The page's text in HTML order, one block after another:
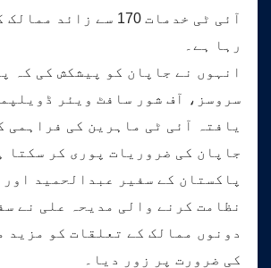
آئی ٹی خدمات 170 سے
رہا ہے۔
انہوں نے جاپان کو پیشکش کی کہ
سروسز، آف شور سافٹ ویئر
یافتہ آئی ٹی ماہرین کی فراہمی
جاپان کی ضروریات پوری کر سکتا
پاکستان کے سفیر عبدالحمید اور
نظامت کرنے والی مدیحہ علی نے
دونوں ممالک کے تعلقات کو مزید
کی ضرورت پر زور دیا۔